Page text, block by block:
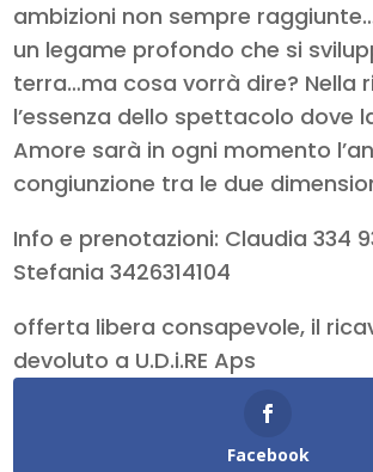
ambizioni non sempre
un legame profondo che si
terra…ma cosa vorrà dire? Nella
l’essenza dello spettacolo dove
Amore sarà in ogni momento
congiunzione tra le due
Info e prenotazioni: Claudia 334
Stefania 3426314104
offerta libera consapevole, il
devoluto a U.D.i.RE Aps
Facebook